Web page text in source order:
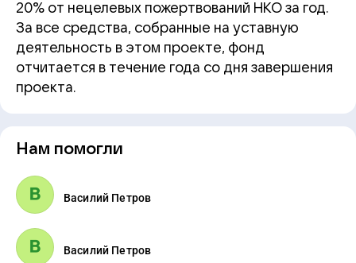
20% от нецелевых пожертвований НКО за год.
За все средства, собранные на уставную
деятельность в этом проекте, фонд
отчитается в течение года со дня завершения
проекта.
Нам помогли
Василий Петров
Василий Петров